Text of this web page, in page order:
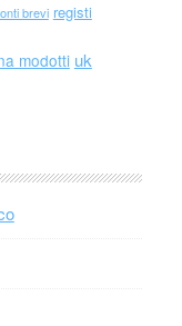
brevi registi
modotti uk